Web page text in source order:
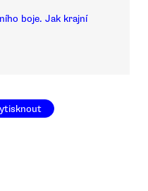
boje. Jak krajní